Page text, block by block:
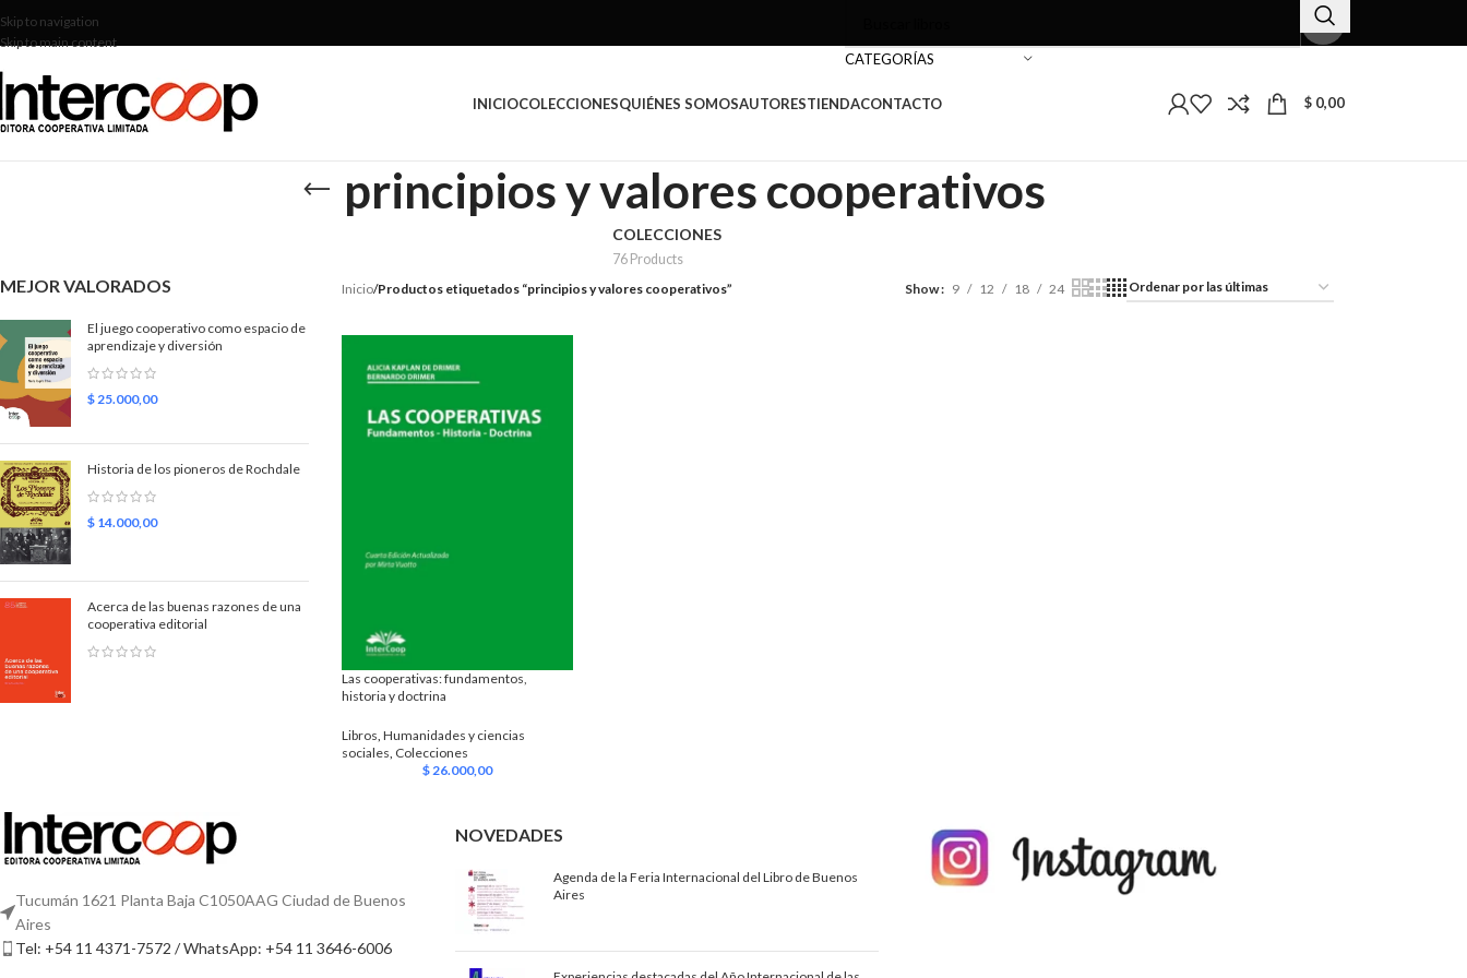
Skip to navigation
Skip to main content
CATEGORÍAS
INICIOCOLECCIONESQUIÉNES SOMOSAUTORESTIENDACONTACTO $ 0,00
principios y valores cooperativos
COLECCIONES
76 Products
MEJOR VALORADOS
El juego cooperativo como espacio de
aprendizaje y diversión
$25.000,00
Historia de los pioneros de Rochdale
$ 14.000,00
Acerca de las buenas razones de una
cooperativa editorial
Inicio/Productos etiquetados “principios y valores cooperativos” Show 9 12 18 24
Las cooperativas: fundamentos,
historia y doctrina
Libros, Humanidades y ciencias
sociales, Colecciones
$26.000,00
Tucumán 1621 Planta Baja C1050AAG Ciudad de Buenos
Aires
Tel: +54 11 4371-7572 / WhatsApp: +54 11 3646-6006
NOVEDADES
Agenda de la Feria Internacional del Libro de Buenos
Aires